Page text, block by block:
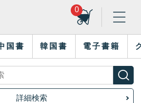
0
国書 韓国書 電子書籍
詳細検索